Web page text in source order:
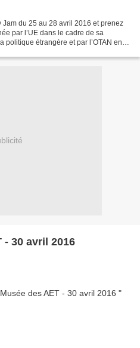
du 25 au 28 avril 2016 et prenez
par l’UE dans le cadre de sa
politique étrangère et par l’OTAN en
- 30 avril 2016